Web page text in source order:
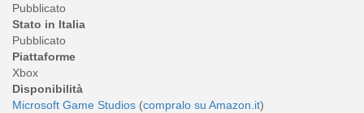
Pubblicato
Stato in Italia
Pubblicato
Piattaforme
Xbox
Disponibilità
Microsoft Game Studios (compralo su Amazon.it)